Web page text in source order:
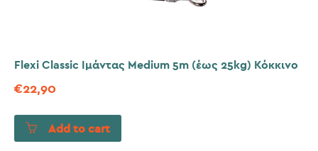
Flexi Classic Ιμάντας Medium 5m (έως 25kg) Κόκκινο
€22,90
Add to cart